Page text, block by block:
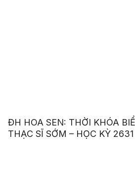
ĐH HOA SEN: THỜI KHÓA
THẠC SĨ SỚM – HỌC KỲ 2631